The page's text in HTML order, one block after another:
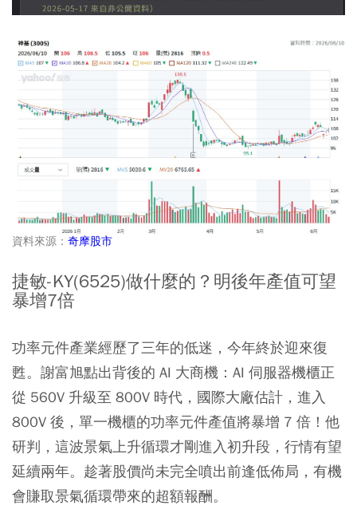
資料來源： 奇摩股市
捷敏-KY(6525)做什麼的？明後年產值可望
暴增7倍
功率元件產業經歷了三年的低迷，今年終於迎來復
甦。謝富旭點出背後的 AI 大商機：AI 伺服器機櫃正
從 560V 升級至 800V 時代，國際大廠估計，進入
800V 後，單一機櫃的功率元件產值將暴增 7 倍！他
研判，這波景氣上升循環才剛進入初升段，行情有望
延續兩年。趁著股價尚未完全噴出前逢低佈局，有機
會賺取景氣循環帶來的超額報酬。